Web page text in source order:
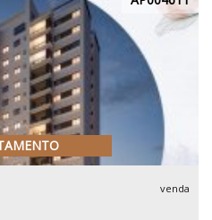
venda